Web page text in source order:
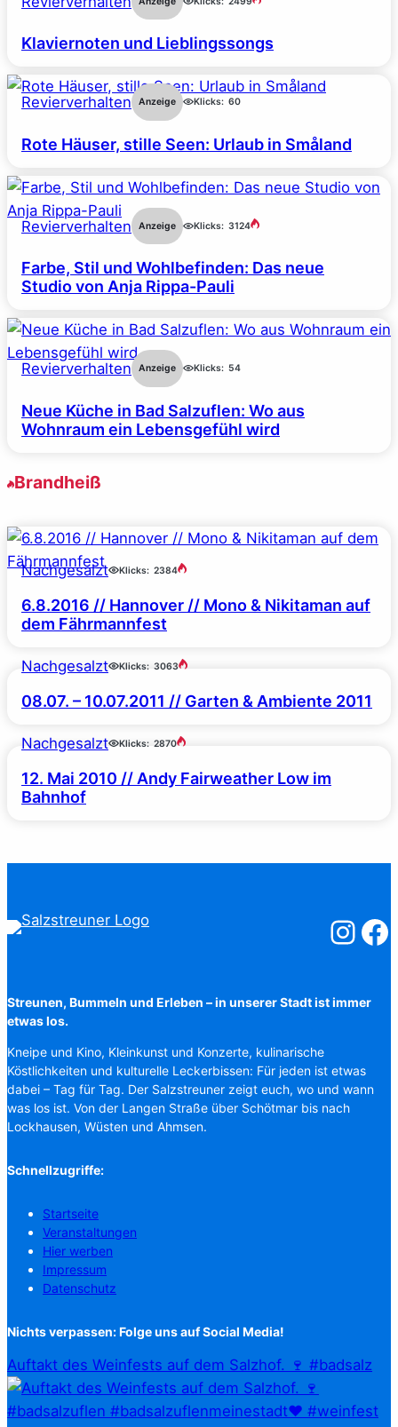
Klaviernoten und Lieblingssongs
Revierverhalten Anzeige Klicks: 60
Rote Häuser, stille Seen: Urlaub in Småland
Revierverhalten Anzeige Klicks: 3124
Farbe, Stil und Wohlbefinden: Das neue
Studio von Anja Rippa-Pauli
Revierverhalten Anzeige Klicks: 54
Neue Küche in Bad Salzuflen: Wo aus
Wohnraum ein Lebensgefühl wird
Brandheiß
Nachgesalzt Klicks: 2384
6.8.2016 // Hannover // Mono & Nikitaman auf
dem Fährmannfest
Nachgesalzt Klicks: 3063
08.07. – 10.07.2011 // Garten & Ambiente 2011
Nachgesalzt Klicks: 2870
12. Mai 2010 // Andy Fairweather Low im
Bahnhof
Streunen, Bummeln und Erleben – in unserer Stadt ist immer
etwas los.
Kneipe und Kino, Kleinkunst und Konzerte, kulinarische
Köstlichkeiten und kulturelle Leckerbissen: Für jeden ist etwas
dabei – Tag für Tag. Der Salzstreuner zeigt euch, wo und wann
was los ist. Von der Langen Straße über Schötmar bis nach
Lockhausen, Wüsten und Ahmsen.
Schnellzugriffe:
Startseite
Veranstaltungen
Hier werben
Impressum
Datenschutz
Nichts verpassen: Folge uns auf Social Media!
Auftakt des Weinfests auf dem Salzhof. 🍷 #badsalz